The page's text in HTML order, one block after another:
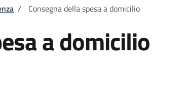
/ Consegna della spesa a domicilio
a domicilio